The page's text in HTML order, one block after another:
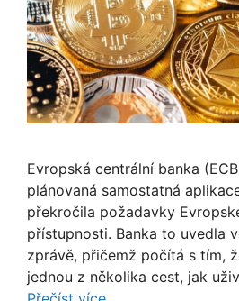
Evropská centrální banka
plánovaná samostatná
překročila požadavky
přístupnosti. Banka to uvedla
zprávě, přičemž počítá s tím,
jednou z několika cest, jak